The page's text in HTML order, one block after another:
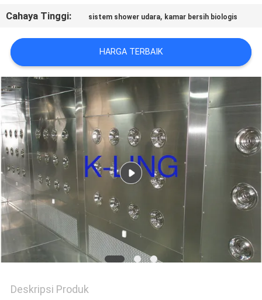
SITEMAP
KEBIJAKAN
PRIVASI
Cahaya Tinggi: sistem shower udara, kamar bersih biologis
HARGA TERBAIK
Deskripsi Produk